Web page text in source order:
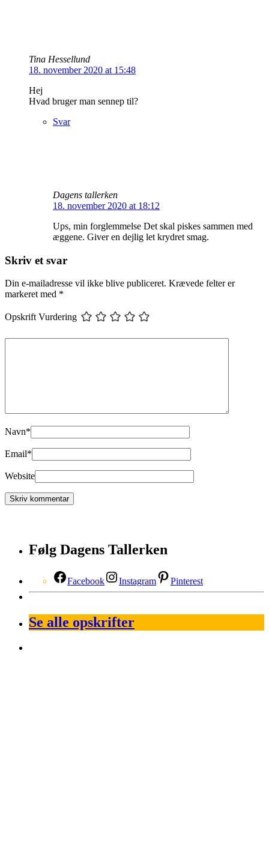
Tina Hessellund
18. november 2020 at 15:48
Hej
Hvad bruger man sennep til?
Svar
Dagens tallerken
18. november 2020 at 18:12
Ups, min forglemmelse Det skal piskes sammen med
æggene. Giver en dejlig let krydret smag.
Skriv et svar
Din e-mailadresse vil ikke blive publiceret. Krævede felter er
markeret med *
Opskrift Vurdering
Navn*
Email*
Website
Følg Dagens Tallerken
Facebook Instagram Pinterest
Se alle opskrifter